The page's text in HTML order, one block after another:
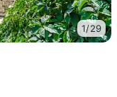
1/29